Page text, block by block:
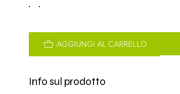
AGGIUNGI AL CARRELLO
Info sul prodotto